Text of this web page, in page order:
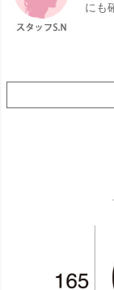
にも